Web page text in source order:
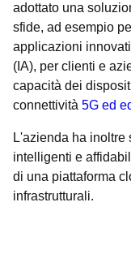
adottato una
sfide, ad esempio
applicazioni
(IA), per clienti e
capacità dei
connettività 5G ed
L'azienda ha
intelligenti e
di una piattaforma
infrastrutturali.